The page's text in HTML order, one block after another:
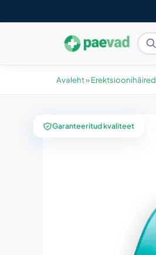
Avaleht»Erektsioonihäired
Garanteeritud kvaliteet